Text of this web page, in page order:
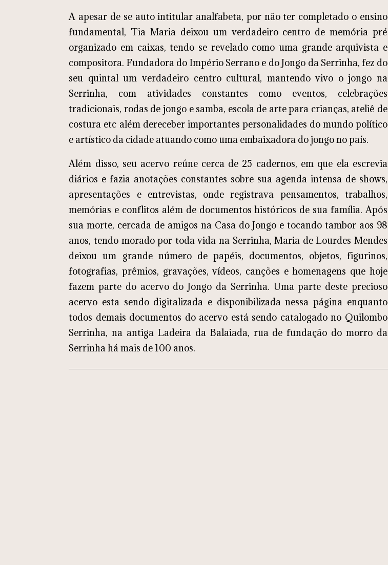
A apesar de se auto intitular analfabeta, por não ter completado o ensino
fundamental, Tia Maria deixou um verdadeiro centro de memória pré
organizado em caixas, tendo se revelado como uma grande arquivista e
compositora. Fundadora do Império Serrano e do Jongo da Serrinha, fez do
seu quintal um verdadeiro centro cultural, mantendo vivo o jongo na
Serrinha, com atividades constantes como eventos, celebrações
tradicionais, rodas de jongo e samba, escola de arte para crianças, ateliê de
costura etc além dereceber importantes personalidades do mundo político
e artístico da cidade atuando como uma embaixadora do jongo no país.
Além disso, seu acervo reúne cerca de 25 cadernos, em que ela escrevia
diários e fazia anotações constantes sobre sua agenda intensa de shows,
apresentações e entrevistas, onde registrava pensamentos, trabalhos,
memórias e conflitos além de documentos históricos de sua família. Após
sua morte, cercada de amigos na Casa do Jongo e tocando tambor aos 98
anos, tendo morado por toda vida na Serrinha, Maria de Lourdes Mendes
deixou um grande número de papéis, documentos, objetos, figurinos,
fotografias, prêmios, gravações, vídeos, canções e homenagens que hoje
fazem parte do acervo do Jongo da Serrinha. Uma parte deste precioso
acervo esta sendo digitalizada e disponibilizada nessa página enquanto
todos demais documentos do acervo está sendo catalogado no Quilombo
Serrinha, na antiga Ladeira da Balaiada, rua de fundação do morro da
Serrinha há mais de 100 anos.